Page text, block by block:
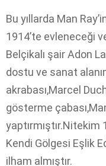
Bu yıllarda Man
1914’te evleneceği
Belçikalı şair Adon
dostu ve sanat
akrabası,Marcel
gösterme
Kendi Gölgesi Eşlik
ilham almıştır.